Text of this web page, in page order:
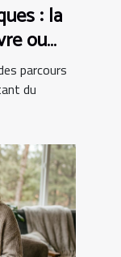
: la
ou
parcours
du